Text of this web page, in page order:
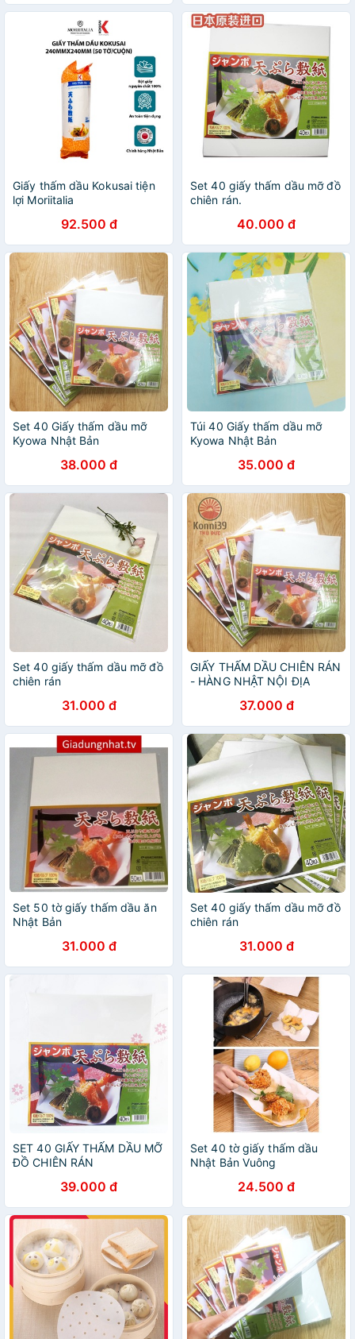
Giấy thấm dầu Kokusai tiện
lợi Moriitalia
92.500 đ
Set 40 giấy thấm dầu mỡ đồ
chiên rán.
40.000 đ
Set 40 Giấy thấm dầu mỡ
Kyowa Nhật Bản
38.000 đ
Túi 40 Giấy thấm dầu mỡ
Kyowa Nhật Bản
35.000 đ
Set 40 giấy thấm dầu mỡ đồ
chiên rán
31.000 đ
GIẤY THẤM DẦU CHIÊN RÁN
- HÀNG NHẬT NỘI ĐỊA
37.000 đ
Set 50 tờ giấy thấm dầu ăn
Nhật Bản
31.000 đ
Set 40 giấy thấm dầu mỡ đồ
chiên rán
31.000 đ
SET 40 GIẤY THẤM DẦU MỠ
ĐỒ CHIÊN RÁN
39.000 đ
Set 40 tờ giấy thấm dầu
Nhật Bản Vuông
24.500 đ